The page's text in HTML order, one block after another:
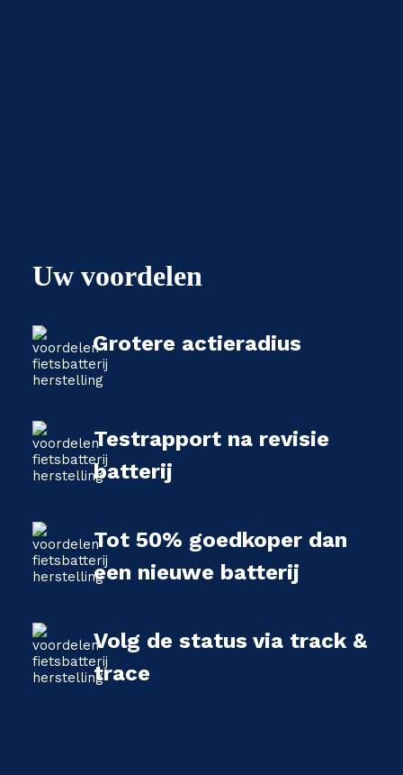
Uw voordelen
Grotere actieradius
Testrapport na revisie
batterij
Tot 50% goedkoper dan
een nieuwe batterij
Volg de status via track &
trace